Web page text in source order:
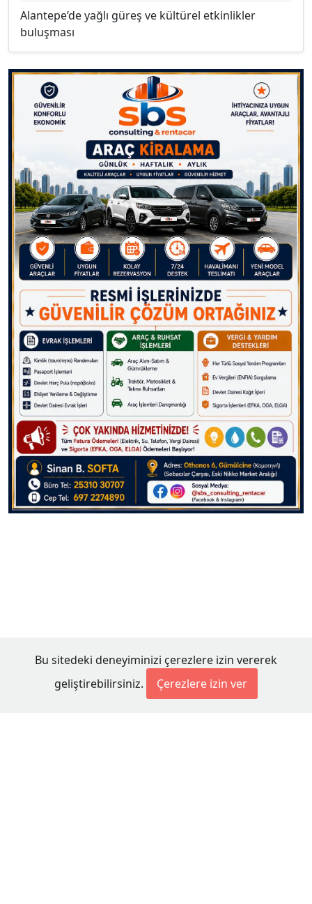
Alantepe’de yağlı güreş ve kültürel etkinlikler
buluşması
Bu sitedeki deneyiminizi çerezlere izin vererek
geliştirebilirsiniz.
Çerezlere izin ver